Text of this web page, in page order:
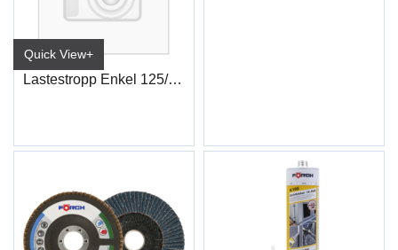
Quick View+
Lastestropp Enkel 125/ 250KG 25MM 3M